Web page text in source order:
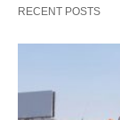
RECENT POSTS